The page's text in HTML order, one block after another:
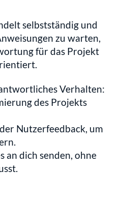
selbstständig und
zu warten,
für das Projekt
Verhalten:
des Projekts
Nutzerfeedback, um
an dich senden, ohne